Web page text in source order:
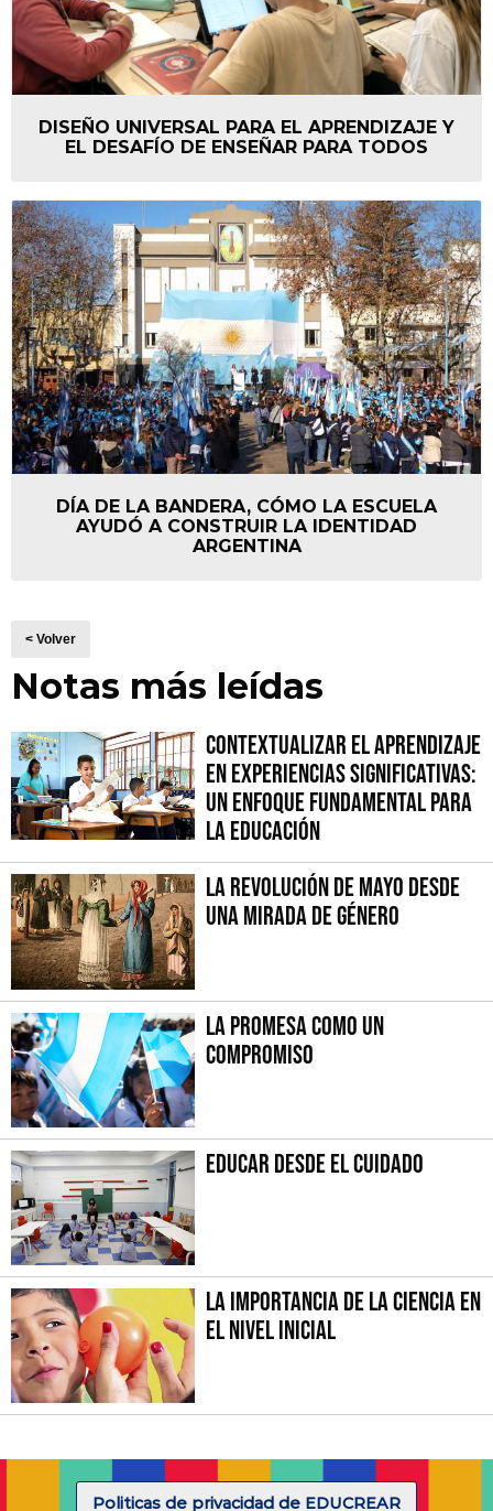
DISEÑO UNIVERSAL PARA EL APRENDIZAJE Y
EL DESAFÍO DE ENSEÑAR PARA TODOS
DÍA DE LA BANDERA, CÓMO LA ESCUELA
AYUDÓ A CONSTRUIR LA IDENTIDAD
ARGENTINA
< Volver
Notas más leídas
Contextualizar el Aprendizaje
en Experiencias Significativas:
Un Enfoque fundamental para
la Educación
La Revolución de Mayo desde
una mirada de género
La promesa como un
compromiso
Educar desde el cuidado
La importancia de la Ciencia en
el Nivel Inicial
Politicas de privacidad de EDUCREAR